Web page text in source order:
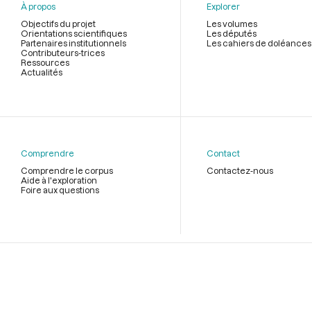
page
À propos
Objectifs du projet
Orientations scientifiques
Partenaires institutionnels
Contributeurs-trices
Ressources
Actualités
Explorer
Les volumes
Les députés
Les cahiers de doléances
Comprendre
Comprendre le corpus
Aide à l'exploration
Foire aux questions
Contact
Contactez-nous